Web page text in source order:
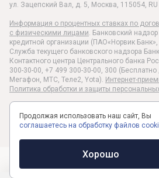
ул. Зацепский Вал, д. 5, Москва, 115054, RU
Информация о процентных ставках по
с физическими лицами. Банковский
кредитной организации (ПАО«Норвик
Служба текущего банковского надзора
Контактного центра Центрального банка
300-30-00, +7 499 300-30-00, 300
Мегафон, МТС, Теле2, Yota). Интернет-
Политика обработки и защиты
Раскрытие информации в соответствии c
№6496-У
Продолжая использовать наш сайт, Вы
соглашаетесь на обработку файлов
Хорошо